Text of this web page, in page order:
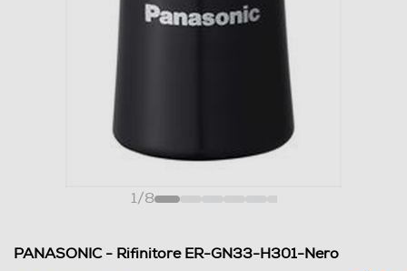
1/8
PANASONIC - Rifinitore ER-GN33-H301-Nero